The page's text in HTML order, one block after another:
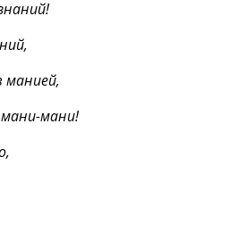
манией,
мани!